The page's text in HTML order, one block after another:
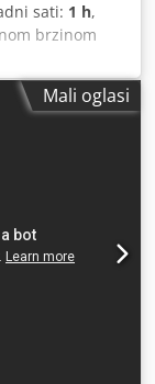
sati: 1 h,
brzinom
-Control
Tip:
pri
ISO 1217
bara
pogonskog
Mali oglasi